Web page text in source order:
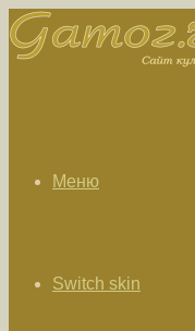
Меню
Switch skin